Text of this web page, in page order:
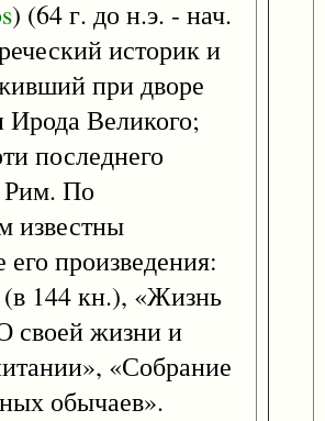
) (64 г. до н.э. - нач.
историк и
при дворе
Ирода Великого;
последнего
Рим. По
известны
произведения:
144 кн.), «Жизнь
своей жизни и
«Собрание
обычаев».